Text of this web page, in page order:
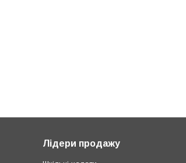
Лідери продажу